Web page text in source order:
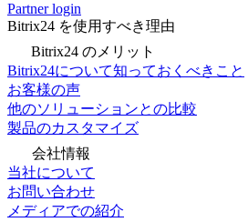
Partner login
Bitrix24 を使用すべき理由
Bitrix24 のメリット
Bitrix24について知っておくべきこと
お客様の声
他のソリューションとの比較
製品のカスタマイズ
会社情報
当社について
お問い合わせ
メディアでの紹介